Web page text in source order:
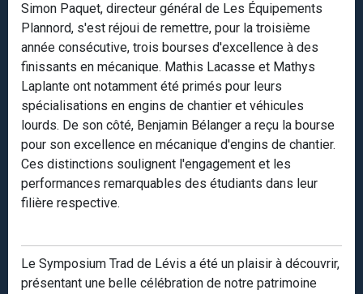
Simon Paquet, directeur général de Les Équipements
Plannord, s'est réjoui de remettre, pour la troisième
année consécutive, trois bourses d'excellence à des
finissants en mécanique. Mathis Lacasse et Mathys
Laplante ont notamment été primés pour leurs
spécialisations en engins de chantier et véhicules
lourds. De son côté, Benjamin Bélanger a reçu la bourse
pour son excellence en mécanique d'engins de chantier.
Ces distinctions soulignent l'engagement et les
performances remarquables des étudiants dans leur
filière respective.
Le Symposium Trad de Lévis a été un plaisir à découvrir,
présentant une belle célébration de notre patrimoine